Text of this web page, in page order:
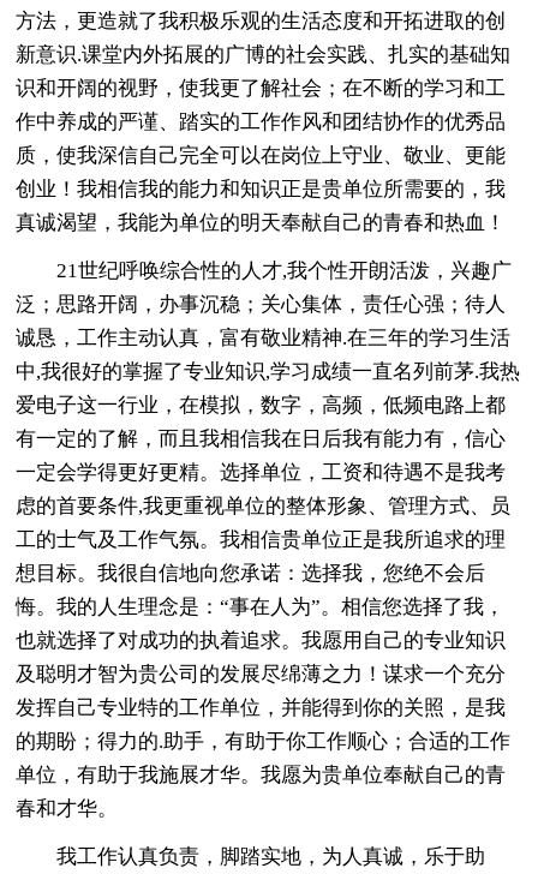
方法，更造就了我积极乐观的生活态度和开拓进取的创
新意识.课堂内外拓展的广博的社会实践、扎实的基础知
识和开阔的视野，使我更了解社会；在不断的学习和工
作中养成的严谨、踏实的工作作风和团结协作的优秀品
质，使我深信自己完全可以在岗位上守业、敬业、更能
创业！我相信我的能力和知识正是贵单位所需要的，我
真诚渴望，我能为单位的明天奉献自己的青春和热血！
21世纪呼唤综合性的人才,我个性开朗活泼，兴趣广
泛；思路开阔，办事沉稳；关心集体，责任心强；待人
诚恳，工作主动认真，富有敬业精神.在三年的学习生活
中,我很好的掌握了专业知识,学习成绩一直名列前茅.我热
爱电子这一行业，在模拟，数字，高频，低频电路上都
有一定的了解，而且我相信我在日后我有能力有，信心
一定会学得更好更精。选择单位，工资和待遇不是我考
虑的首要条件,我更重视单位的整体形象、管理方式、员
工的士气及工作气氛。我相信贵单位正是我所追求的理
想目标。我很自信地向您承诺：选择我，您绝不会后
悔。我的人生理念是：“事在人为”。相信您选择了我，
也就选择了对成功的执着追求。我愿用自己的专业知识
及聪明才智为贵公司的发展尽绵薄之力！谋求一个充分
发挥自己专业特的工作单位，并能得到你的关照，是我
的期盼；得力的.助手，有助于你工作顺心；合适的工作
单位，有助于我施展才华。我愿为贵单位奉献自己的青
春和才华。
我工作认真负责，脚踏实地，为人真诚，乐于助